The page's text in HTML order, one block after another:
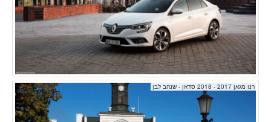
רנו מגאן 2017 - 2018 סדאן - שנהב לבן